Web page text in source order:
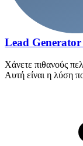
Lead
Χάνετε πιθανούς
Αυτή είναι η λύση